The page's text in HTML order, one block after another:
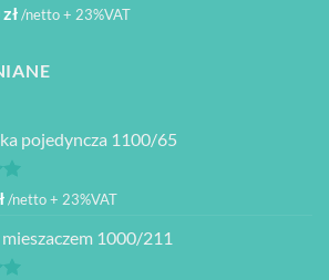
zł/netto + 23%VAT
pojedyncza 1100/65
/netto + 23%VAT
1000/211